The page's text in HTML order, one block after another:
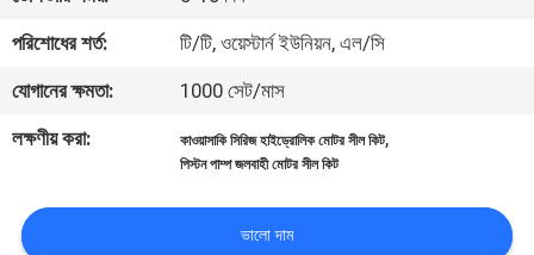
যোগাযোগ
করুন
খবর
পরিশোধের শর্ত:
টি/টি, ওয়েস্টার্ন ইউনিয়ন, এল/সি
যোগানের ক্ষমতা:
1000 সেট/মাস
লক্ষণীয় করা:
কাওয়াসাকি সিরিজ হাইড্রোলিক মোটর সীল কিট,
পিস্টন পাম্প জলবাহী মোটর সীল কিট
ভালো দাম